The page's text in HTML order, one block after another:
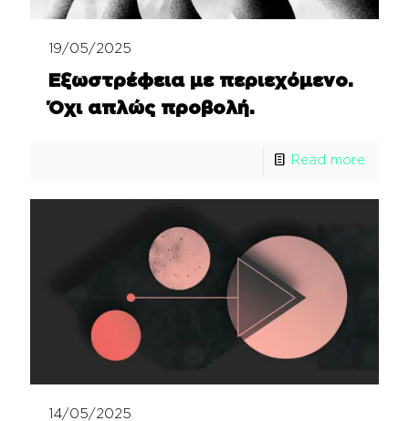
19/05/2025
Εξωστρέφεια με περιεχόμενο.
Όχι απλώς προβολή.
Read more
14/05/2025